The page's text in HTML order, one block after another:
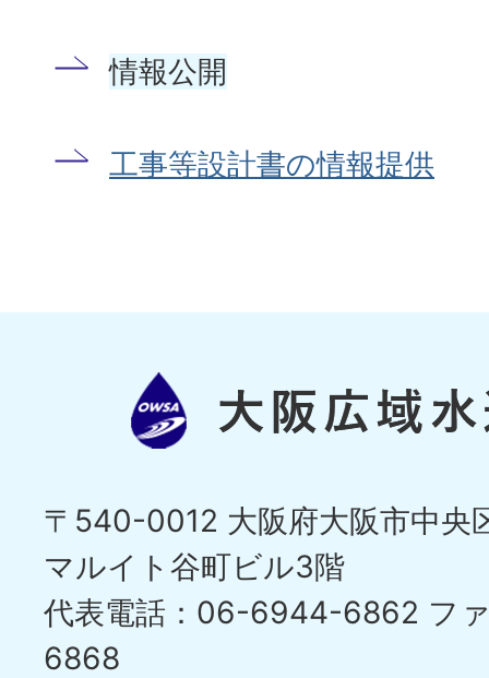
情報公開
工事等設計書の情報提供
〒540-0012 大阪府大阪市中央
マルイト谷町ビル3階
代表電話：06-6944-6862 フ
6868